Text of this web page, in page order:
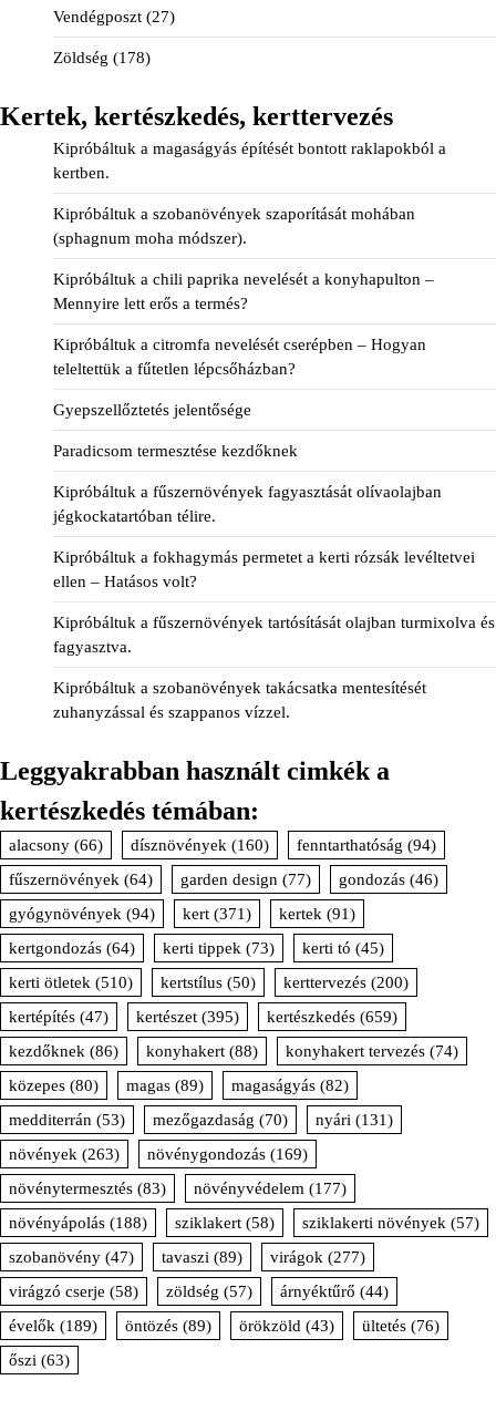
Vendégposzt (27)
Zöldség (178)
Kertek, kertészkedés, kerttervezés
Kipróbáltuk a magaságyás építését bontott raklapokból a
kertben.
Kipróbáltuk a szobanövények szaporítását mohában
(sphagnum moha módszer).
Kipróbáltuk a chili paprika nevelését a konyhapulton –
Mennyire lett erős a termés?
Kipróbáltuk a citromfa nevelését cserépben – Hogyan
teleltettük a fűtetlen lépcsőházban?
Gyepszellőztetés jelentősége
Paradicsom termesztése kezdőknek
Kipróbáltuk a fűszernövények fagyasztását olívaolajban
jégkockatartóban télire.
Kipróbáltuk a fokhagymás permetet a kerti rózsák levéltetvei
ellen – Hatásos volt?
Kipróbáltuk a fűszernövények tartósítását olajban turmixolva és
fagyasztva.
Kipróbáltuk a szobanövények takácsatka mentesítését
zuhanyzással és szappanos vízzel.
Leggyakrabban használt cimkék a
kertészkedés témában:
alacsony (66) dísznövények (160) fenntarthatóság (94)
fűszernövények (64) garden design (77) gondozás (46)
gyógynövények (94) kert (371) kertek (91)
kertgondozás (64) kerti tippek (73) kerti tó (45)
kerti ötletek (510) kertstílus (50) kerttervezés (200)
kertépítés (47) kertészet (395) kertészkedés (659)
kezdőknek (86) konyhakert (88) konyhakert tervezés (74)
közepes (80) magas (89) magaságyás (82)
medditerrán (53) mezőgazdaság (70) nyári (131)
növények (263) növénygondozás (169)
növénytermesztés (83) növényvédelem (177)
növényápolás (188) sziklakert (58) sziklakerti növények (57)
szobanövény (47) tavaszi (89) virágok (277)
virágzó cserje (58) zöldség (57) árnyéktűrő (44)
évelők (189) öntözés (89) örökzöld (43) ültetés (76)
őszi (63)